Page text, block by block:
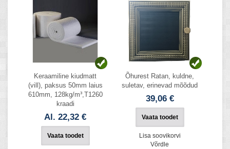
Keraamiline kiudmatt
(vill), paksus 50mm laius
610mm, 128kg/m³,T1260
kraadi
Al. 22,32 €
Vaata toodet
Õhurest Ratan, kuldne,
suletav, erinevad mõõdud
39,06 €
Vaata toodet
Lisa soovikorvi
Võrdle